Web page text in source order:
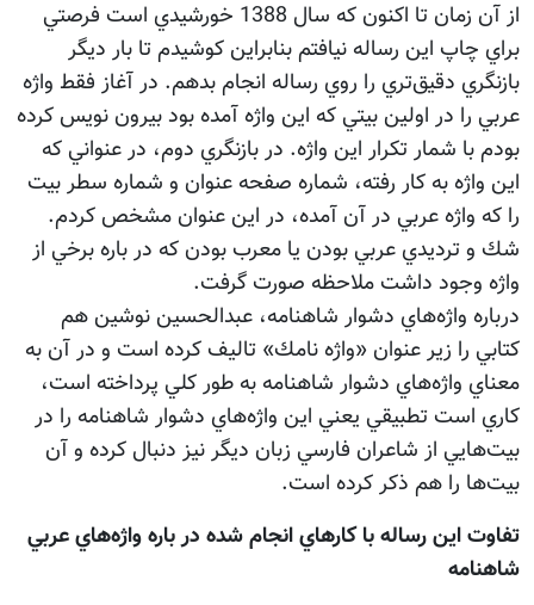
از آن زمان تا اكنون كه سال 1388 خورشيدي است فرصتي
براي چاپ اين رساله نيافتم بنابراين كوشيدم تا بار ديگر
بازنگري دقيق‌تري را روي رساله انجام بدهم. در آغاز فقط واژه
عربي را در اولين بيتي كه اين واژه آمده بود بيرون نويس كرده
بودم با شمار تكرار اين واژه. در بازنگري دوم، در عنواني كه
اين واژه به كار رفته، شماره صفحه عنوان و شماره سطر بيت
را كه واژه عربي در آن آمده، در اين عنوان مشخص كردم.
شك و ترديدي عربي بودن يا معرب بودن كه در باره برخي از
واژه وجود داشت ملاحظه صورت گرفت.
درباره واژه‌هاي دشوار شاهنامه، عبدالحسين نوشين هم
كتابي را زير عنوان «واژه نامك» تاليف كرده است و در آن به
معناي واژه‌هاي دشوار شاهنامه به طور كلي پرداخته است،
كاري است تطبيقي يعني اين واژه‌هاي دشوار شاهنامه را در
بيت‌هايي از شاعران فارسي زبان ديگر نيز دنبال كرده و آن
بيت‌ها را هم ذكر كرده است.
تفاوت این رساله با كارهاي انجام شده در باره واژه‌هاي عربي
شاهنامه